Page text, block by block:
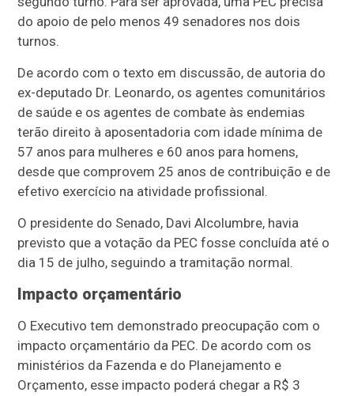
do apoio de pelo menos 49 senadores nos dois
turnos.
De acordo com o texto em discussão, de autoria do
ex-deputado Dr. Leonardo, os agentes comunitários
de saúde e os agentes de combate às endemias
terão direito à aposentadoria com idade mínima de
57 anos para mulheres e 60 anos para homens,
desde que comprovem 25 anos de contribuição e de
efetivo exercício na atividade profissional.
O presidente do Senado, Davi Alcolumbre, havia
previsto que a votação da PEC fosse concluída até o
dia 15 de julho, seguindo a tramitação normal.
Impacto orçamentário
O Executivo tem demonstrado preocupação com o
impacto orçamentário da PEC. De acordo com os
ministérios da Fazenda e do Planejamento e
Orçamento, esse impacto poderá chegar a R$ 3